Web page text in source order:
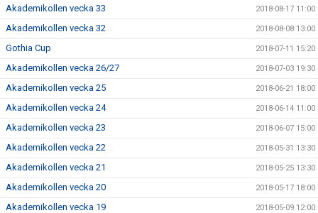
Akademikollen vecka 33 2018-08-17 11:00
Akademikollen vecka 32 2018-08-08 13:00
Gothia Cup 2018-07-11 15:20
Akademikollen vecka 26/27 2018-07-03 19:30
Akademikollen vecka 25 2018-06-21 18:00
Akademikollen vecka 24 2018-06-14 11:00
Akademikollen vecka 23 2018-06-07 15:00
Akademikollen vecka 22 2018-05-31 13:30
Akademikollen vecka 21 2018-05-25 13:30
Akademikollen vecka 20 2018-05-17 18:00
Akademikollen vecka 19 2018-05-09 12:00